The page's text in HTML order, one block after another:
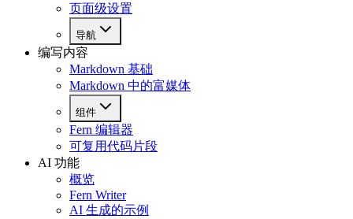
页面级设置
导航
编写内容
Markdown 基础
Markdown 中的富媒体
组件
Fern 编辑器
可复用代码片段
AI 功能
概览
Fern Writer
AI 生成的示例